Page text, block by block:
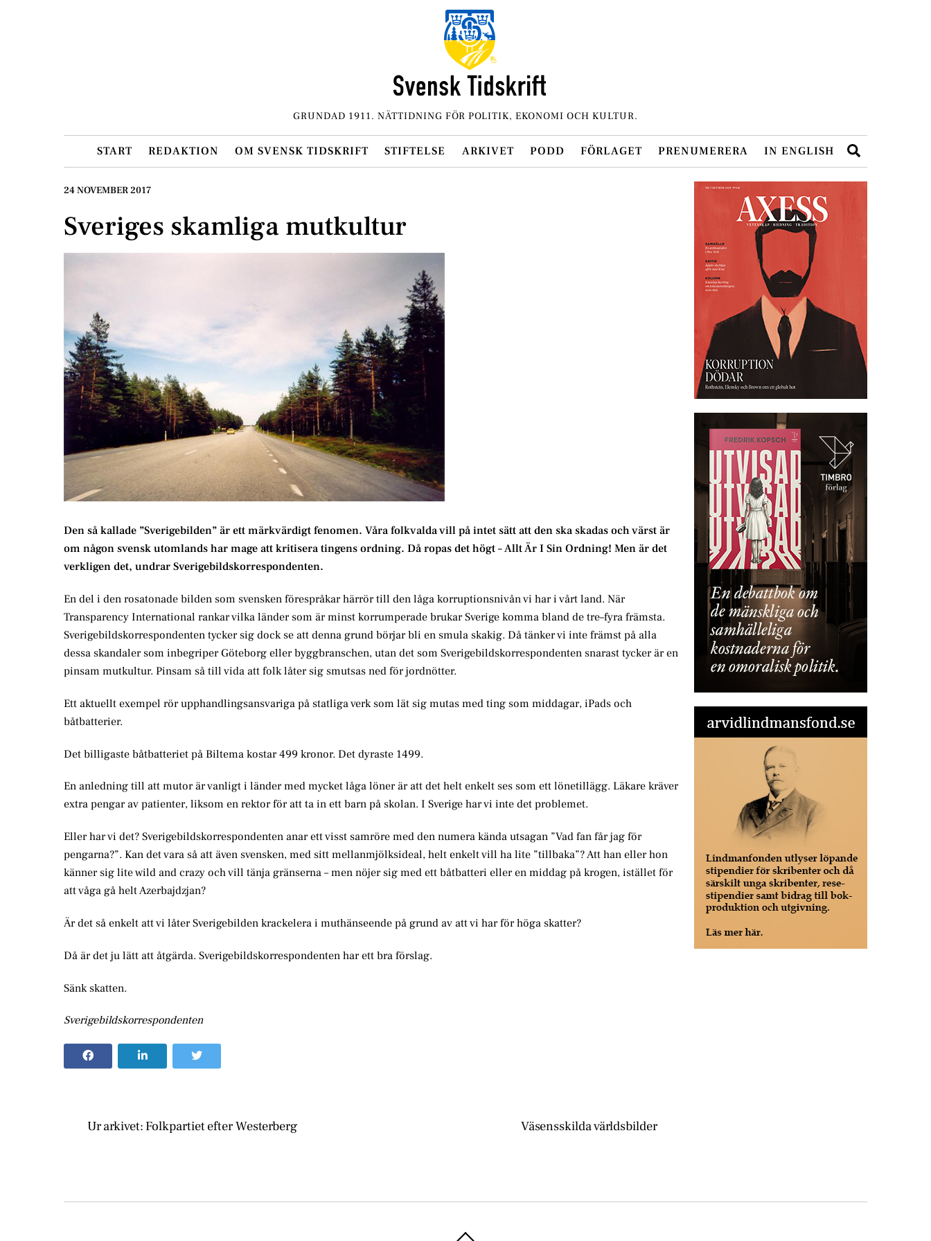
GRUNDAD 1911. NÄTTIDNING FÖR POLITIK, EKONOMI OCH KULTUR.
START REDAKTION OM SVENSK TIDSKRIFT STIFTELSE ARKIVET PODD FÖRLAGET PRENUMERERA IN ENGLISH
24 NOVEMBER 2017
Sveriges skamliga mutkultur
Den så kallade ”Sverigebilden” är ett märkvärdigt fenomen. Våra folkvalda vill på intet sätt att den ska skadas och värst är
om någon svensk utomlands har mage att kritisera tingens ordning. Då ropas det högt – Allt Är I Sin Ordning! Men är det
verkligen det, undrar Sverigebildskorrespondenten.
En del i den rosatonade bilden som svensken förespråkar härrör till den låga korruptionsnivån vi har i vårt land. När
Transparency International rankar vilka länder som är minst korrumperade brukar Sverige komma bland de tre–fyra främsta.
Sverigebildskorrespondenten tycker sig dock se att denna grund börjar bli en smula skakig. Då tänker vi inte främst på alla
dessa skandaler som inbegriper Göteborg eller byggbranschen, utan det som Sverigebildskorrespondenten snarast tycker är en
pinsam mutkultur. Pinsam så till vida att folk låter sig smutsas ned för jordnötter.
Ett aktuellt exempel rör upphandlingsansvariga på statliga verk som lät sig mutas med ting som middagar, iPads och
båtbatterier.
Det billigaste båtbatteriet på Biltema kostar 499 kronor. Det dyraste 1499.
En anledning till att mutor är vanligt i länder med mycket låga löner är att det helt enkelt ses som ett lönetillägg. Läkare kräver
extra pengar av patienter, liksom en rektor för att ta in ett barn på skolan. I Sverige har vi inte det problemet.
Eller har vi det? Sverigebildskorrespondenten anar ett visst samröre med den numera kända utsagan ”Vad fan får jag för
pengarna?”. Kan det vara så att även svensken, med sitt mellanmjölksideal, helt enkelt vill ha lite ”tillbaka”? Att han eller hon
känner sig lite wild and crazy och vill tänja gränserna – men nöjer sig med ett båtbatteri eller en middag på krogen, istället för
att våga gå helt Azerbajdzjan?
Är det så enkelt att vi låter Sverigebilden krackelera i muthänseende på grund av att vi har för höga skatter?
Då är det ju lätt att åtgärda. Sverigebildskorrespondenten har ett bra förslag.
Sänk skatten.
Sverigebildskorrespondenten
Ur arkivet: Folkpartiet efter Westerberg Väsensskilda världsbilder